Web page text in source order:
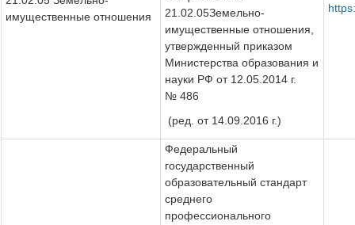
имущественные отношения
21.02.05Земельно-
имущественные отношения,
утвержденный приказом
Министерства образования и
науки РФ от 12.05.2014 г.
№ 486
(ред. от 14.09.2016 г.)
Федеральный
государственный
образовательный стандарт
среднего
профессионального